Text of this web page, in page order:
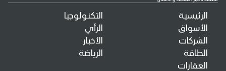
الرئيسية
الأسواق
الشركات
الطاقة
العقارات
التكنولوجيا
الرأي
الأخبار
الرياضة